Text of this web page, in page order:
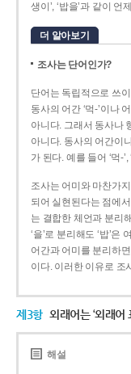
생이’, ‘밥을’과 같이
더 알아보기
조사는 단어인가?
단어는 독립적으로 쓰
동사의 어간 ‘먹-­’이나
아니다. 그래서 동사나
아니다. 동사의 어간이
가 된다. 예를 들어 ‘먹-
조사는 어미와 마찬가
되어 실현된다는 점에
는 결합한 체언과 분리
‘을’로 분리해도 ‘밥’
어간과 어미를 분리하
이다. 이러한 이유로 조
제3항 외래어는 ‘외래어
해설